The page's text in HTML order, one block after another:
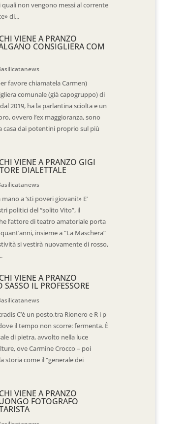
quali non vengono messi al corrente
di...
VIENE A PRANZO
CONSIGLIERA COM
favore chiamatela Carmen)
comunale (già capogruppo) di
2019, ha la parlantina sciolta e un
ovvero l’ex maggioranza, sono
casa dai potentini proprio sul più
VIENE A PRANZO GIGI
DIALETTALE
a ‘sti poveri giovani!» E’
politici del “solito Vito”, il
l’attore di teatro amatoriale porta
insieme a “La Maschera”
si vestirà nuovamente di rosso,
VIENE A PRANZO
SASSO IL PROFESSORE
C’è un posto,tra Rionero e R i p
il tempo non scorre: fermenta. È
di pietra, avvolto nella luce
ove Carmine Crocco – poi
storia come il “generale dei
VIENE A PRANZO
FOTOGRAFO